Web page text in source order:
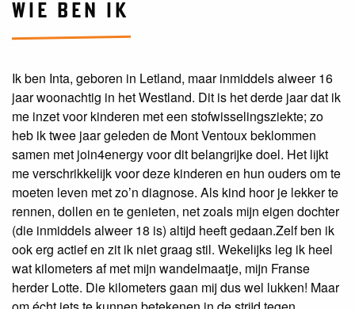
WIE BEN IK
Ik ben Inta, geboren in Letland, maar inmiddels alweer 16
jaar woonachtig in het Westland. Dit is het derde jaar dat ik
me inzet voor kinderen met een stofwisselingsziekte; zo
heb ik twee jaar geleden de Mont Ventoux beklommen
samen met join4energy voor dit belangrijke doel. Het lijkt
me verschrikkelijk voor deze kinderen en hun ouders om te
moeten leven met zo’n diagnose. Als kind hoor je lekker te
rennen, dollen en te genieten, net zoals mijn eigen dochter
(die inmiddels alweer 18 is) altijd heeft gedaan. ​Zelf ben ik
ook erg actief en zit ik niet graag stil. Wekelijks leg ik heel
wat kilometers af met mijn wandelmaatje, mijn Franse
herder Lotte. Die kilometers gaan mij dus wel lukken! Maar